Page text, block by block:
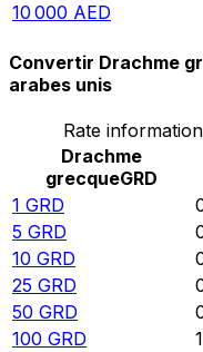
10 000 AED
Convertir Drachme
arabes unis
Rate
Drachme
grecqueGRD
1 GRD
5 GRD
10 GRD
25 GRD
50 GRD
100 GRD